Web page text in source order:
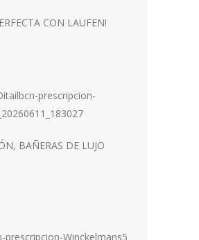
CON LAUFEN!
BAÑERAS DE LUJO